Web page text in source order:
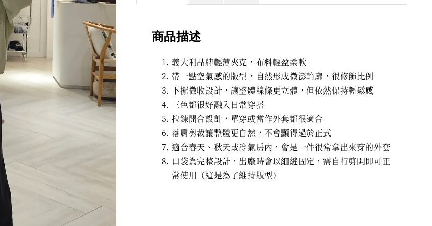
商品描述
義大利品牌輕薄夾克，布料輕盈柔軟
帶一點空氣感的版型，自然形成微澎輪廓，很修飾比例
下擺微收設計，讓整體線條更立體，但依然保持輕鬆感
三色都很好融入日常穿搭
拉鍊開合設計，單穿或當作外套都很適合
落肩剪裁讓整體更自然，不會顯得過於正式
適合春天、秋天或冷氣房內，會是一件很常拿出來穿的外套
口袋為完整設計，出廠時會以細縫固定，需自行剪開即可正
常使用（這是為了維持版型）